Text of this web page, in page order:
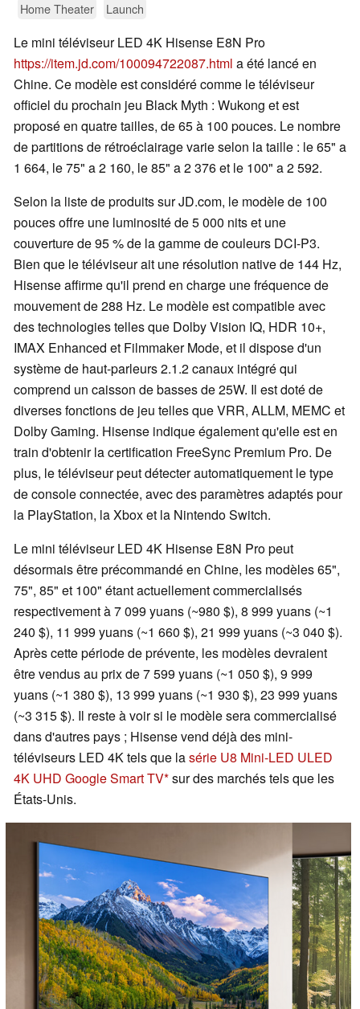
Home Theater Launch
Le mini téléviseur LED 4K Hisense E8N Pro
https://item.jd.com/100094722087.html a été lancé en
Chine. Ce modèle est considéré comme le téléviseur
officiel du prochain jeu Black Myth : Wukong et est
proposé en quatre tailles, de 65 à 100 pouces. Le nombre
de partitions de rétroéclairage varie selon la taille : le 65" a
1 664, le 75" a 2 160, le 85" a 2 376 et le 100" a 2 592.
Selon la liste de produits sur JD.com, le modèle de 100
pouces offre une luminosité de 5 000 nits et une
couverture de 95 % de la gamme de couleurs DCI-P3.
Bien que le téléviseur ait une résolution native de 144 Hz,
Hisense affirme qu'il prend en charge une fréquence de
mouvement de 288 Hz. Le modèle est compatible avec
des technologies telles que Dolby Vision IQ, HDR 10+,
IMAX Enhanced et Filmmaker Mode, et il dispose d'un
système de haut-parleurs 2.1.2 canaux intégré qui
comprend un caisson de basses de 25W. Il est doté de
diverses fonctions de jeu telles que VRR, ALLM, MEMC et
Dolby Gaming. Hisense indique également qu'elle est en
train d'obtenir la certification FreeSync Premium Pro. De
plus, le téléviseur peut détecter automatiquement le type
de console connectée, avec des paramètres adaptés pour
la PlayStation, la Xbox et la Nintendo Switch.
Le mini téléviseur LED 4K Hisense E8N Pro peut
désormais être précommandé en Chine, les modèles 65",
75", 85" et 100" étant actuellement commercialisés
respectivement à 7 099 yuans (~980 $), 8 999 yuans (~1
240 $), 11 999 yuans (~1 660 $), 21 999 yuans (~3 040 $).
Après cette période de prévente, les modèles devraient
être vendus au prix de 7 599 yuans (~1 050 $), 9 999
yuans (~1 380 $), 13 999 yuans (~1 930 $), 23 999 yuans
(~3 315 $). Il reste à voir si le modèle sera commercialisé
dans d'autres pays ; Hisense vend déjà des mini-
téléviseurs LED 4K tels que lasérie U8 Mini-LED ULED
4K UHD Google Smart TV sur des marchés tels que les
États-Unis.